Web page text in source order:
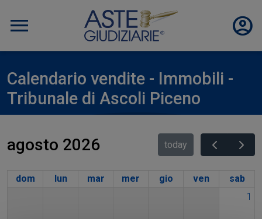
Calendario vendite - Immobili -
Tribunale di Ascoli Piceno
agosto 2026 today
dom lun mar mer gio ven
sab
1